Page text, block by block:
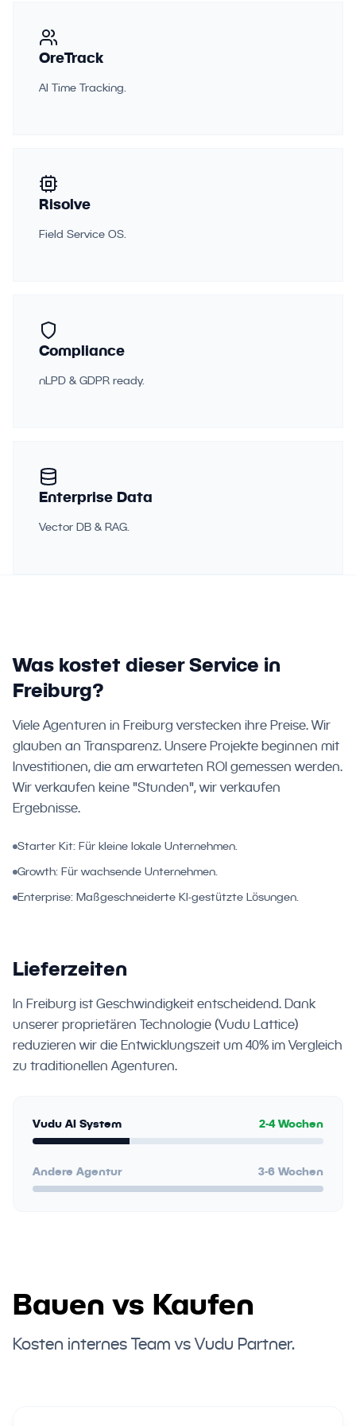
OreTrack
AI Time Tracking.
Risolve
Field Service OS.
Compliance
nLPD & GDPR ready.
Enterprise Data
Vector DB & RAG.
Was kostet dieser Service in
Freiburg?
Viele Agenturen in Freiburg verstecken ihre Preise. Wir
glauben an Transparenz. Unsere Projekte beginnen mit
Investitionen, die am erwarteten ROI gemessen werden.
Wir verkaufen keine "Stunden", wir verkaufen
Ergebnisse.
Starter Kit: Für kleine lokale Unternehmen.
Growth: Für wachsende Unternehmen.
Enterprise: Maßgeschneiderte KI-gestützte Lösungen.
Lieferzeiten
In Freiburg ist Geschwindigkeit entscheidend. Dank
unserer proprietären Technologie (Vudu Lattice)
reduzieren wir die Entwicklungszeit um 40% im Vergleich
zu traditionellen Agenturen.
Vudu AI System 2-4 Wochen
Andere Agentur 3-6 Wochen
Bauen vs Kaufen
Kosten internes Team vs Vudu Partner.